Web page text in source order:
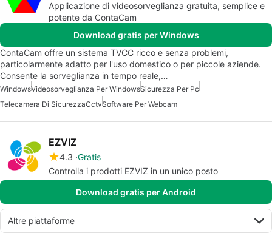
Applicazione di videosorveglianza gratuita, semplice e
potente da ContaCam
Download gratis per Windows
ContaCam offre un sistema TVCC ricco e senza problemi,
particolarmente adatto per l'uso domestico o per piccole aziende.
Consente la sorveglianza in tempo reale,…
WindowsVideosorveglianza Per WindowsSicurezza Per Pc
Telecamera Di SicurezzaCctvSoftware Per Webcam
EZVIZ
4.3 Gratis
Controlla i prodotti EZVIZ in un unico posto
Download gratis per Android
Altre piattaforme